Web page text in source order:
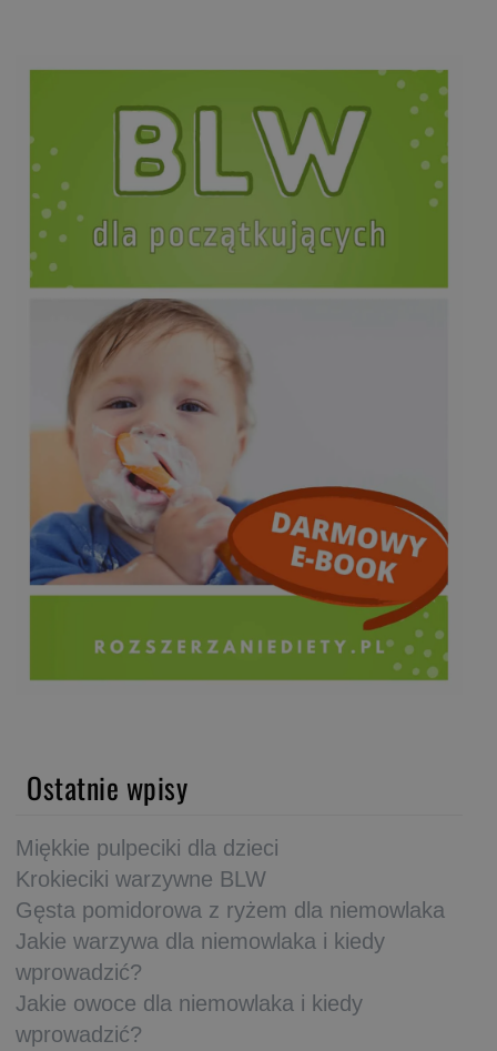
Ostatnie wpisy
Miękkie pulpeciki dla dzieci
Krokieciki warzywne BLW
Gęsta pomidorowa z ryżem dla niemowlaka
Jakie warzywa dla niemowlaka i kiedy
wprowadzić?
Jakie owoce dla niemowlaka i kiedy
wprowadzić?